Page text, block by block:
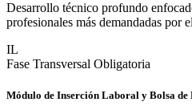
Desarrollo técnico profundo
profesionales más demandadas por
IL
Fase Transversal Obligatoria
Módulo de Inserción Laboral y Bolsa de